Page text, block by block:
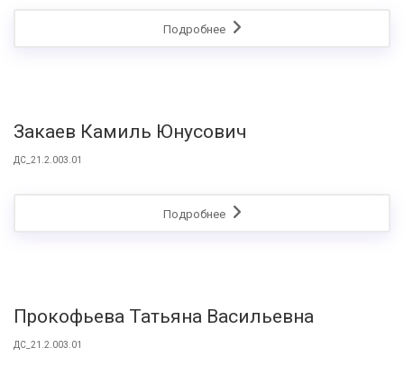
Подробнее
Закаев Камиль Юнусович
ДС_21.2.003.01
Подробнее
Прокофьева Татьяна Васильевна
ДС_21.2.003.01